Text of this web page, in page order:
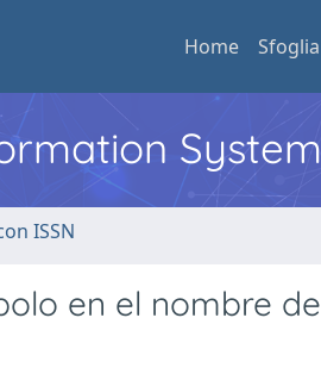
Home Sfoglia
System
ISSN
en el nombre de